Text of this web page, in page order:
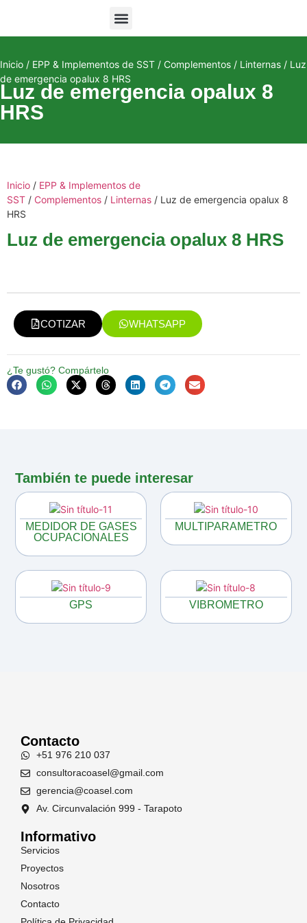
Inicio / EPP & Implementos de SST / Complementos / Linternas / Luz
de emergencia opalux 8 HRS
Luz de emergencia opalux 8
HRS
Inicio / EPP & Implementos de
SST / Complementos / Linternas / Luz de emergencia opalux 8
HRS
Luz de emergencia opalux 8 HRS
COTIZAR WHATSAPP
¿Te gustó? Compártelo
También te puede interesar
MEDIDOR DE GASES
OCUPACIONALES
MULTIPARAMETRO
GPS VIBROMETRO
Contacto
+51 976 210 037
consultoracoasel@gmail.com
gerencia@coasel.com
Av. Circunvalación 999 - Tarapoto
Informativo
Servicios
Proyectos
Nosotros
Contacto